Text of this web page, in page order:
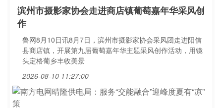
滨州市摄影家协会走进商店镇葡萄嘉年华采风创
作
鲁网8月10日讯8月7日，滨州市摄影家协会采风团走进阳信
县商店镇，开展第九届葡萄嘉年华主题采风创作活动，用镜
头定格葡乡丰收美景
2026-08-10 11:27:00